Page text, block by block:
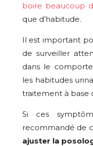
boire beaucoup
que d’habitude.
Il est important
de surveiller
dans le
les habitudes
traitement à base
Si ces
recommandé de
ajuster la